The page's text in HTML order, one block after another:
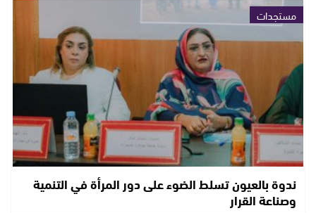
مستجدات
ندوة بالعيون تسلط الضوء على دور المرأة في التنمية
وصناعة القرار